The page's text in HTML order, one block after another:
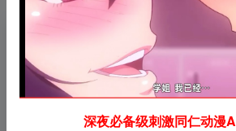
沙发网 | 沙发管家官方下载网站浏览人数
要查询该站的相关权重信息，可以点击"
Chinaz数据
"进入；以目前的网站
以爱站数据为准，更多网站价值评估因素
深夜必备级刺激同仁动漫